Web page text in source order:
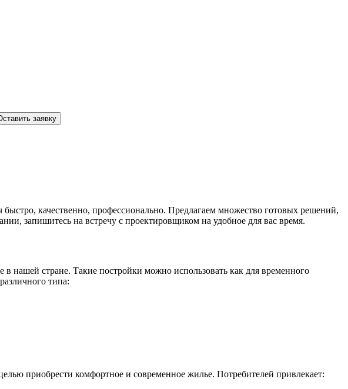
заявку
качественно, профессионально. Предлагаем множество готовых решений,
запишитесь на встречу с проектировщиком на удобное для вас время.
в нашей стране. Такие постройки можно использовать как для временного
типа:
приобрести комфортное и современное жилье. Потребителей привлекает: